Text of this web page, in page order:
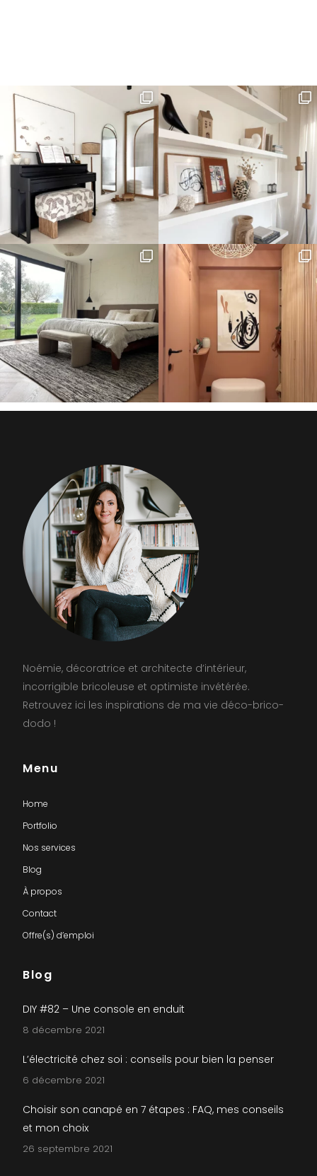
Noémie, décoratrice et architecte d’intérieur,
incorrigible bricoleuse et optimiste invétérée.
Retrouvez ici les inspirations de ma vie déco-brico-
dodo !
Menu
Home
Portfolio
Nos services
Blog
À propos
Contact
Offre(s) d’emploi
Blog
DIY #82 – Une console en enduit
8 décembre 2021
L’électricité chez soi : conseils pour bien la penser
6 décembre 2021
Choisir son canapé en 7 étapes : FAQ, mes conseils
et mon choix
26 septembre 2021